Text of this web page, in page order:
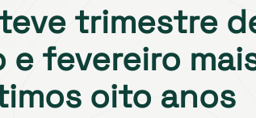
trimestre
e fevereiro
oito anos